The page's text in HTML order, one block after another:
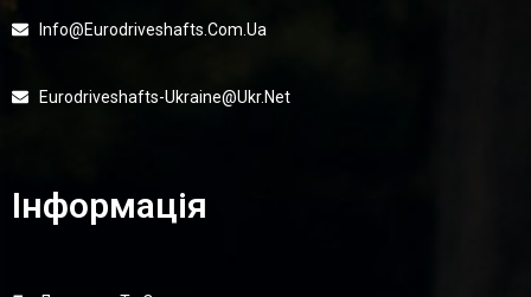
Info@eurodriveshafts.com.ua
Eurodriveshafts-Ukraine@ukr.net
Інформація